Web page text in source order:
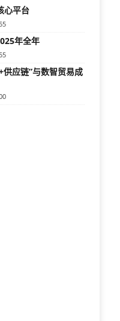
心平台
年全年
应链”与数智贸易成